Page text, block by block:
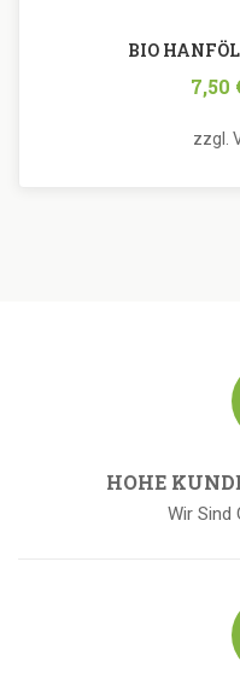
zzgl.
BIO
7,50
HOHE
Wir Sind